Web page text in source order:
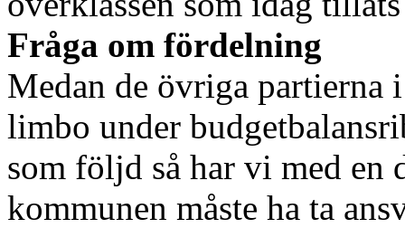
Fråga om fördelning
Medan de övriga partierna
limbo under
som följd så har vi med en
kommunen måste ha ta